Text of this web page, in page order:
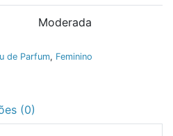
Moderada
de Parfum, Feminino
(0)